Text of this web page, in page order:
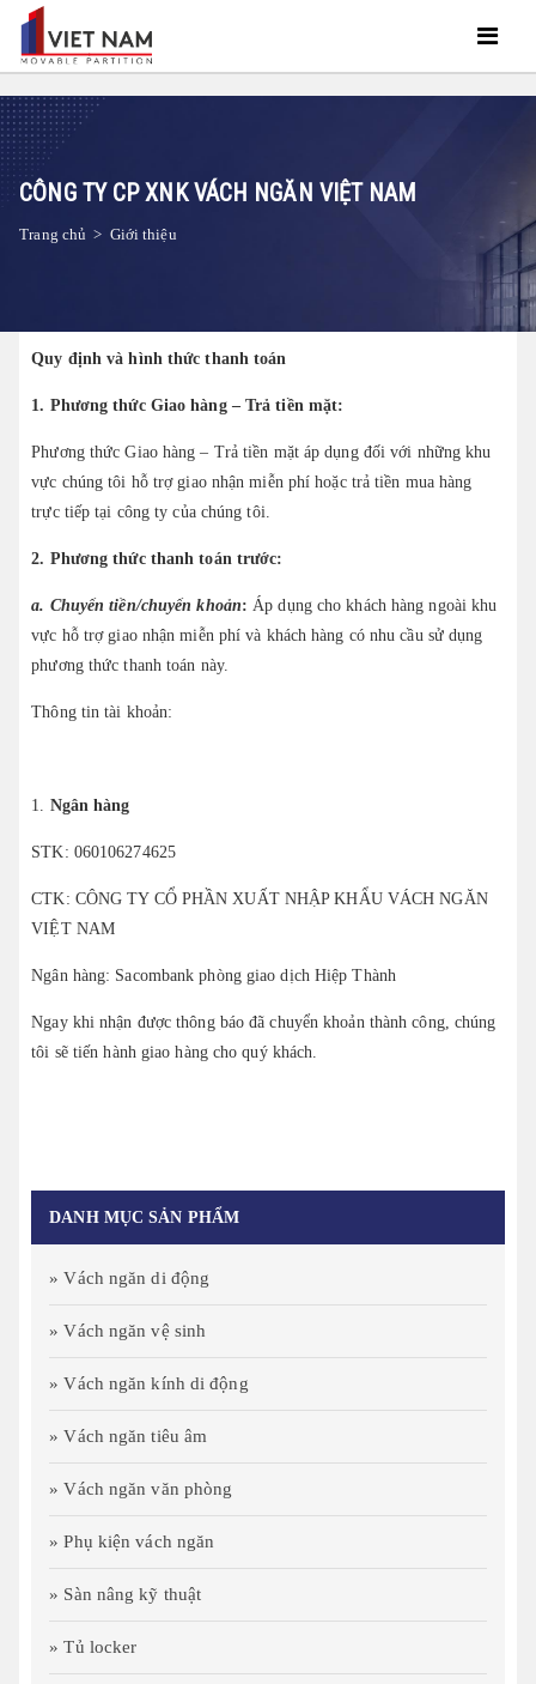
CÔNG TY CP XNK VÁCH NGĂN VIỆT NAM
Trang chủ > Giới thiệu
Quy định và hình thức thanh toán
1. Phương thức Giao hàng – Trả tiền mặt:
Phương thức Giao hàng – Trả tiền mặt áp dụng đối với những khu
vực chúng tôi hỗ trợ giao nhận miễn phí hoặc trả tiền mua hàng
trực tiếp tại công ty của chúng tôi.
2. Phương thức thanh toán trước:
a. Chuyển tiền/chuyển khoản: Áp dụng cho khách hàng ngoài khu
vực hỗ trợ giao nhận miễn phí và khách hàng có nhu cầu sử dụng
phương thức thanh toán này.
Thông tin tài khoản:
1. Ngân hàng
STK: 060106274625
CTK: CÔNG TY CỔ PHẦN XUẤT NHẬP KHẨU VÁCH NGĂN
VIỆT NAM
Ngân hàng: Sacombank phòng giao dịch Hiệp Thành
Ngay khi nhận được thông báo đã chuyển khoản thành công, chúng
tôi sẽ tiến hành giao hàng cho quý khách.
DANH MỤC SẢN PHẨM
» Vách ngăn di động
» Vách ngăn vệ sinh
» Vách ngăn kính di động
» Vách ngăn tiêu âm
» Vách ngăn văn phòng
» Phụ kiện vách ngăn
» Sàn nâng kỹ thuật
» Tủ locker